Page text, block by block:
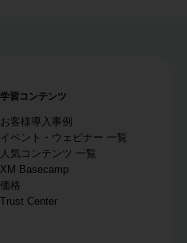
学習コンテンツ
お客様導入事例
イベント・ウェビナー 一覧
人気コンテンツ 一覧
XM Basecamp
価格
Trust Center